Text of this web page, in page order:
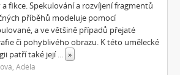
a fikce. Spekulování a rozvíjení fragmentů
příběhů modeluje pomocí
a ve většině případů přejaté
či pohyblivého obrazu. K této umělecké
patří také její... »
Adéla